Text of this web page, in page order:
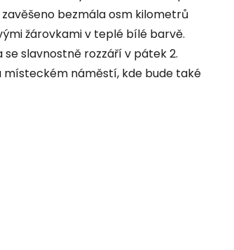
bezmála osm kilometrů
žárovkami v teplé bílé barvě.
slavnostně rozzáří v pátek 2.
náměstí, kde bude také